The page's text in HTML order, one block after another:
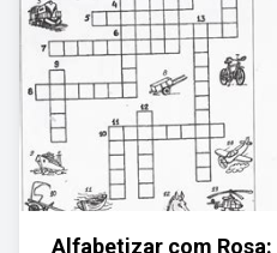
Alfabetizar com